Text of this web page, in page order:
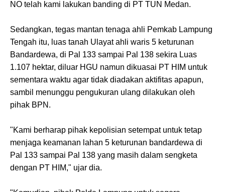
NO telah kami lakukan banding di PT TUN Medan.
Sedangkan, tegas mantan tenaga ahli Pemkab Lampung
Tengah itu, luas tanah Ulayat ahli waris 5 keturunan
Bandardewa, di Pal 133 sampai Pal 138 sekira Luas
1.107 hektar, diluar HGU namun dikuasai PT HIM untuk
sementara waktu agar tidak diadakan aktifitas apapun,
sambil menunggu pengukuran ulang dilakukan oleh
pihak BPN.
"Kami berharap pihak kepolisian setempat untuk tetap
menjaga keamanan lahan 5 keturunan bandardewa di
Pal 133 sampai Pal 138 yang masih dalam sengketa
dengan PT HIM," ujar dia.